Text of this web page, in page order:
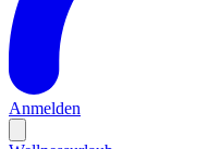
Anmelden